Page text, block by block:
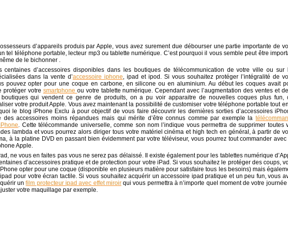
d’appareils produis par Apple, vous avez surement due débourser une partie importante de
tel téléphone portable, lecteur mp3 ou tablette numérique. C’est pourquoi il vous semble peut être
de le bichonner .
centaines d’accessoires disponibles dans les boutiques de télécommunication de votre ville ou sur
dans la vente d’accessoire iphone , ipad et ipod. Si vous souhaitez protéger l’intégralité de
pouvez opter pour une coque en carbone, en silicone ou en aluminium. Au début les coques avait
protéger votre smartphone ou votre tablette numérique. Cependant avec l’augmentation des ventes et
qui vendent ce genre de produits, on a pu voir apparaitre de nouvelles coques plus fun,
votre produit Apple. Vous avez maintenant la possibilité de customiser votre téléphone portable tout
le blog iPhone Exclu à pour objectif de vous faire découvrir les dernières sorties d’accessoires
accessoires moins répandues mais qui mérite d’être connus comme par exemple la
. Cette télécommande universelle, comme son nom l’indique vous permettra de supprimer toutes
lambda et vous pourrez alors diriger tous votre matériel cinéma et high tech en général, à partir de
à la platine DVD en passant bien évidemment par votre téléviseur, vous pourrez tout commander avec
Apple.
ne vous en faites pas vous ne serez pas délaissé. Il existe également pour les tablettes numérique
d’accessoires pratique et de protection pour votre iPad. Si vous souhaitez le protéger des coups,
opter pour une coque (disponible en plusieurs matière pour satisfaire tous les besoins) mais
pour votre écran tactile. Si vous souhaitez acquérir un accessoire ipad pratique et un peu fun, vous
unfilm protecteur ipad avec effet miroirqui vous permettra à n’importe quel moment de votre journée
votre maquillage par exemple.